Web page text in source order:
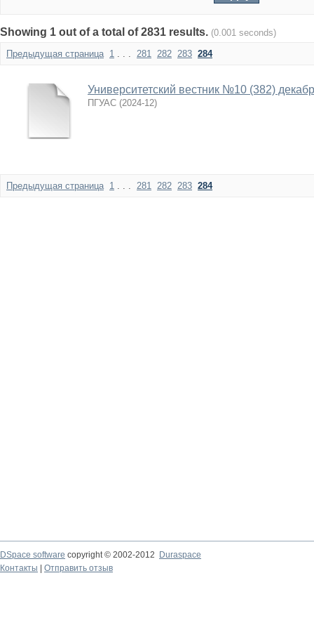
Showing 1 out of a total of 2831 results. (0.001 seconds)
Предыдущая страница 1 . . . 281 282 283 284
Университетский вестник №10 (382)
ПГУАС (2024-12)
Предыдущая страница 1 . . . 281 282 283 284
DSpace software copyright © 2002-2012
Duraspace
Контакты
Отправить отзыв